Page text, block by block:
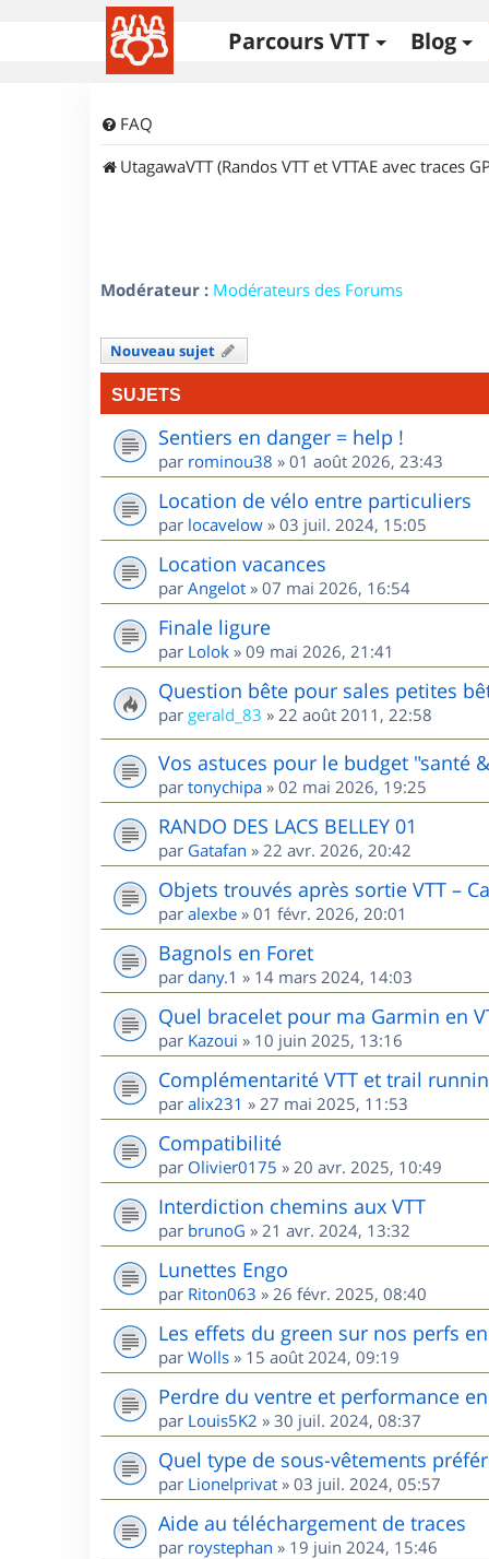
Parcours VTT Blog
FAQ
UtagawaVTT (Randos VTT et VTTAE avec traces
Modérateur : Modérateurs des Forums
Nouveau sujet
SUJETS
Sentiers en danger = help !
par rominou38 » 01 août 2026, 23:43
Location de vélo entre particuliers
par locavelow » 03 juil. 2024, 15:05
Location vacances
par Angelot » 07 mai 2026, 16:54
Finale ligure
par Lolok » 09 mai 2026, 21:41
Question bête pour sales petites
par gerald_83 » 22 août 2011, 22:58
Vos astuces pour le budget "santé
par tonychipa » 02 mai 2026, 19:25
RANDO DES LACS BELLEY 01
par Gatafan » 22 avr. 2026, 20:42
Objets trouvés après sortie VTT –
par alexbe » 01 févr. 2026, 20:01
Bagnols en Foret
par dany.1 » 14 mars 2024, 14:03
Quel bracelet pour ma Garmin en
par Kazoui » 10 juin 2025, 13:16
Complémentarité VTT et trail
par alix231 » 27 mai 2025, 11:53
Compatibilité
par Olivier0175 » 20 avr. 2025, 10:49
Interdiction chemins aux VTT
par brunoG » 21 avr. 2024, 13:32
Lunettes Engo
par Riton063 » 26 févr. 2025, 08:40
Les effets du green sur nos perfs en
par Wolls » 15 août 2024, 09:19
Perdre du ventre et performance en
par Louis5K2 » 30 juil. 2024, 08:37
Quel type de sous-vêtements
par Lionelprivat » 03 juil. 2024, 05:57
Aide au téléchargement de traces
par roystephan » 19 juin 2024, 15:46